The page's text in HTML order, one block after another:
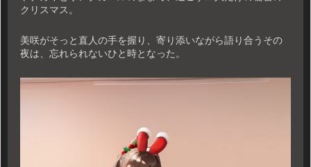
クリスマス。
美咲がそっと直人の手を握り、寄り添いながら語り合うその
夜は、忘れられないひと時となった。